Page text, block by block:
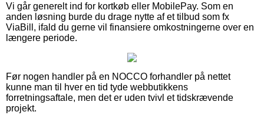
Vi går generelt ind for kortkøb eller MobilePay. Som en
anden løsning burde du drage nytte af et tilbud som fx
ViaBill, ifald du gerne vil finansiere omkostningerne over en
længere periode.
Før nogen handler på en NOCCO forhandler på nettet
kunne man til hver en tid tyde webbutikkens
forretningsaftale, men det er uden tvivl et tidskrævende
projekt.